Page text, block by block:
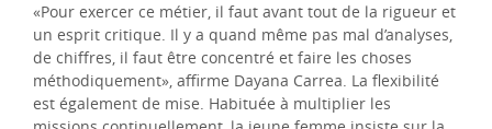
«Pour exercer ce métier, il faut avant tout de la rigueur et
un esprit critique. Il y a quand même pas mal d’analyses,
de chiffres, il faut être concentré et faire les choses
méthodiquement», affirme Dayana Carrea. La flexibilité
est également de mise. Habituée à multiplier les